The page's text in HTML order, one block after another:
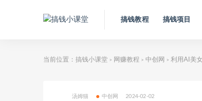
搞钱教程 搞钱项目
当前位置： 搞钱小课堂 > 网赚教程 > 中创网 > 利用AI美
汤姆猫 中创网 2024-02-02